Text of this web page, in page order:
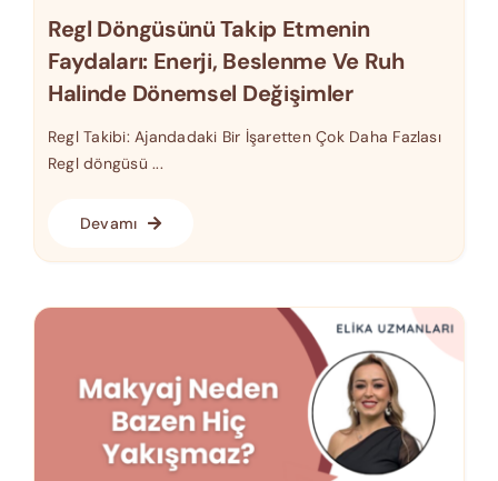
Regl Döngüsünü Takip Etmenin
Faydaları: Enerji, Beslenme Ve Ruh
Halinde Dönemsel Değişimler
Regl Takibi: Ajandadaki Bir İşaretten Çok Daha Fazlası
Regl döngüsü ...
Devamı